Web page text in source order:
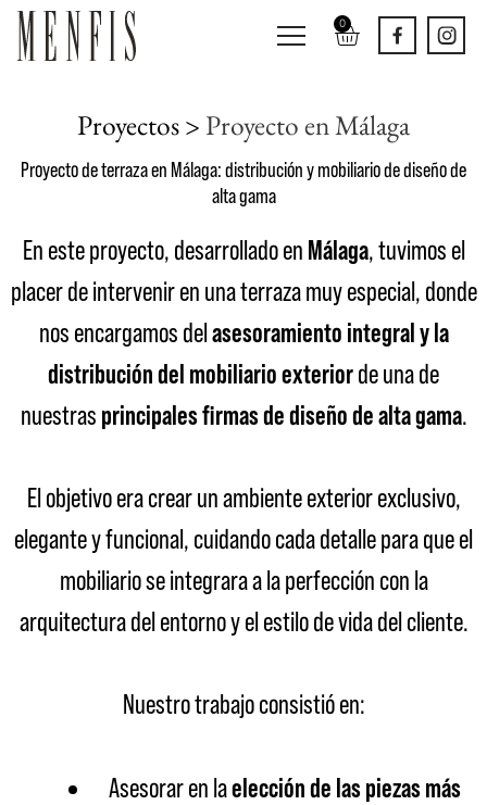
0
Proyectos >Proyecto en Málaga
Proyecto de terraza en Málaga: distribución y mobiliario de diseño de
alta gama
En este proyecto, desarrollado en Málaga, tuvimos el
placer de intervenir en una terraza muy especial, donde
nos encargamos delasesoramiento integral y la
distribución del mobiliario exteriorde una de
nuestras principales firmas de diseño de alta gama.
El objetivo era crear un ambiente exterior exclusivo,
elegante y funcional, cuidando cada detalle para que el
mobiliario se integrara a la perfección con la
arquitectura del entorno y el estilo de vida del cliente.
Nuestro trabajo consistió en:
Asesorar en laelección de las piezas más